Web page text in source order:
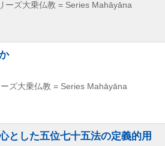
ーズ大乗仏教 = Series Mahāyāna
ズ大乗仏教 = Series Mahāyāna
とした五位七十五法の定義的用